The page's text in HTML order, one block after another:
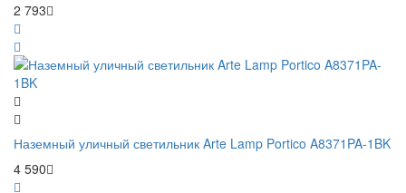
2 793
Наземный уличный светильник Arte Lamp Portico A8371PA-1BK
4 590